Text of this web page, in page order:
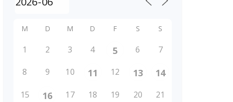
M D M D F S S
1 2 3 4 5 6 7
8 9 10 11 12 13 14
15 16 17 18 19 20 21